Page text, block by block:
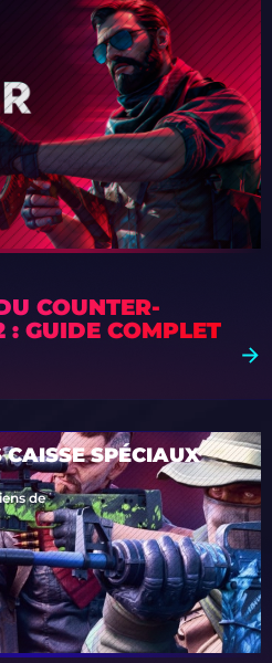
COUNTER-
: GUIDE COMPLET
SPÉCIAUX
de